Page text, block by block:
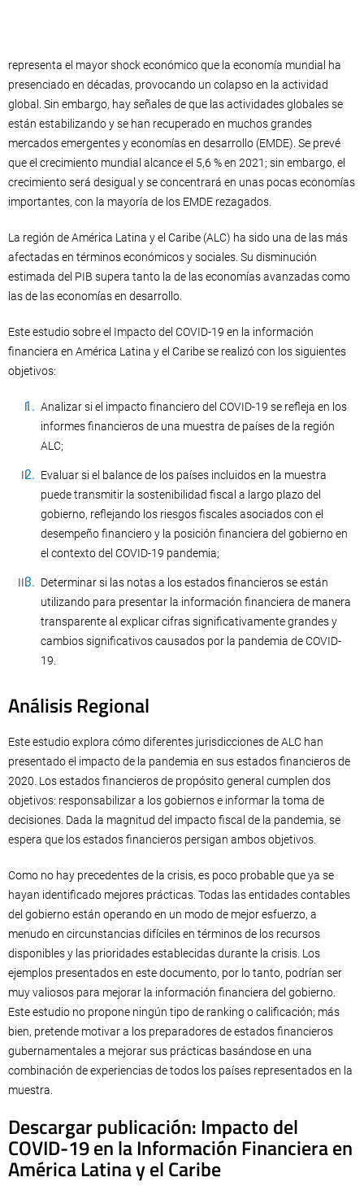
representa el mayor shock económico que la economía mundial ha
presenciado en décadas, provocando un colapso en la actividad
global. Sin embargo, hay señales de que las actividades globales se
están estabilizando y se han recuperado en muchos grandes
mercados emergentes y economías en desarrollo (EMDE). Se prevé
que el crecimiento mundial alcance el 5,6 % en 2021; sin embargo, el
crecimiento será desigual y se concentrará en unas pocas economías
importantes, con la mayoría de los EMDE rezagados.
La región de América Latina y el Caribe (ALC) ha sido una de las más
afectadas en términos económicos y sociales. Su disminución
estimada del PIB supera tanto la de las economías avanzadas como
las de las economías en desarrollo.
Este estudio sobre el Impacto del COVID-19 en la información
financiera en América Latina y el Caribe se realizó con los siguientes
objetivos:
Analizar si el impacto financiero del COVID-19 se refleja en los
informes financieros de una muestra de países de la región
ALC;
Evaluar si el balance de los países incluidos en la muestra
puede transmitir la sostenibilidad fiscal a largo plazo del
gobierno, reflejando los riesgos fiscales asociados con el
desempeño financiero y la posición financiera del gobierno en
el contexto del COVID-19 pandemia;
Determinar si las notas a los estados financieros se están
utilizando para presentar la información financiera de manera
transparente al explicar cifras significativamente grandes y
cambios significativos causados ​​por la pandemia de COVID-
19.
Análisis Regional
Este estudio explora cómo diferentes jurisdicciones de ALC han
presentado el impacto de la pandemia en sus estados financieros de
2020. Los estados financieros de propósito general cumplen dos
objetivos: responsabilizar a los gobiernos e informar la toma de
decisiones. Dada la magnitud del impacto fiscal de la pandemia, se
espera que los estados financieros persigan ambos objetivos.
Como no hay precedentes de la crisis, es poco probable que ya se
hayan identificado mejores prácticas. Todas las entidades contables
del gobierno están operando en un modo de mejor esfuerzo, a
menudo en circunstancias difíciles en términos de los recursos
disponibles y las prioridades establecidas durante la crisis. Los
ejemplos presentados en este documento, por lo tanto, podrían ser
muy valiosos para mejorar la información financiera del gobierno.
Este estudio no propone ningún tipo de ranking o calificación; más
bien, pretende motivar a los preparadores de estados financieros
gubernamentales a mejorar sus prácticas basándose en una
combinación de experiencias de todos los países representados en la
muestra.
Descargar publicación: Impacto del
COVID-19 en la Información Financiera en
América Latina y el Caribe